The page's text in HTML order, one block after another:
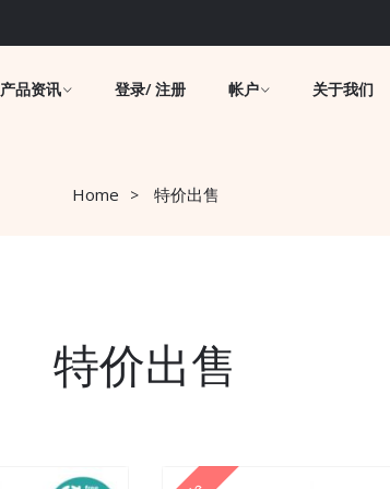
产品资讯 登录/ 注册 帐户 关于我们
Home 特价出售
特价出售